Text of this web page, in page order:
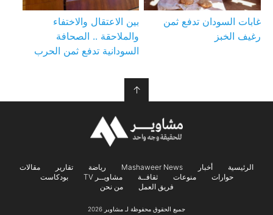
غابات السودان تدفع ثمن
رغيف الخبز
بين الاعتقال والاختفاء
والملاحقة .. الصحافة
السودانية تدفع ثمن الحرب
↑
الرئيسية أخبار Mashaweer News رياضة تقارير
مقالات
حوارات
منوعات ثقافــة مشاويــر TV
بودكاست
فريق العمل
من نحن
جميع الحقوق محفوظة لـ مشاوير 2026